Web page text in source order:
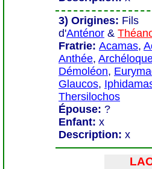
3) Origines: Fils
d'Anténor &
Fratrie: Acamas,
Anthée,
Démoléon,
Glaucos,
Thersilochos
Épouse: ?
Enfant: x
Description: x